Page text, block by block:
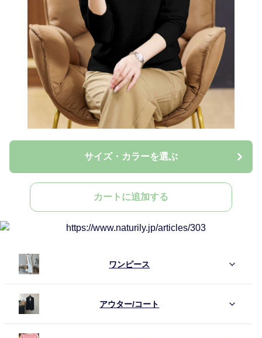
サイズ・カラーを選ぶ
カートに追加する
ワンピース
アウター/コート